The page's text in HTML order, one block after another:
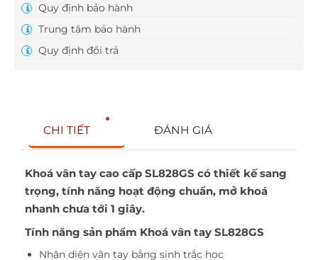
Quy định bảo hành
Trung tâm bảo hành
Quy định đổi trả
CHI TIẾT ĐÁNH GIÁ
Khoá vân tay cao cấp SL828GS có thiết kế sang
trọng, tính năng hoạt động chuẩn, mở khoá
nhanh chưa tới 1 giây.
Tính năng sản phẩm Khoá vân tay SL828GS
Nhận diện vân tay bằng sinh trắc học